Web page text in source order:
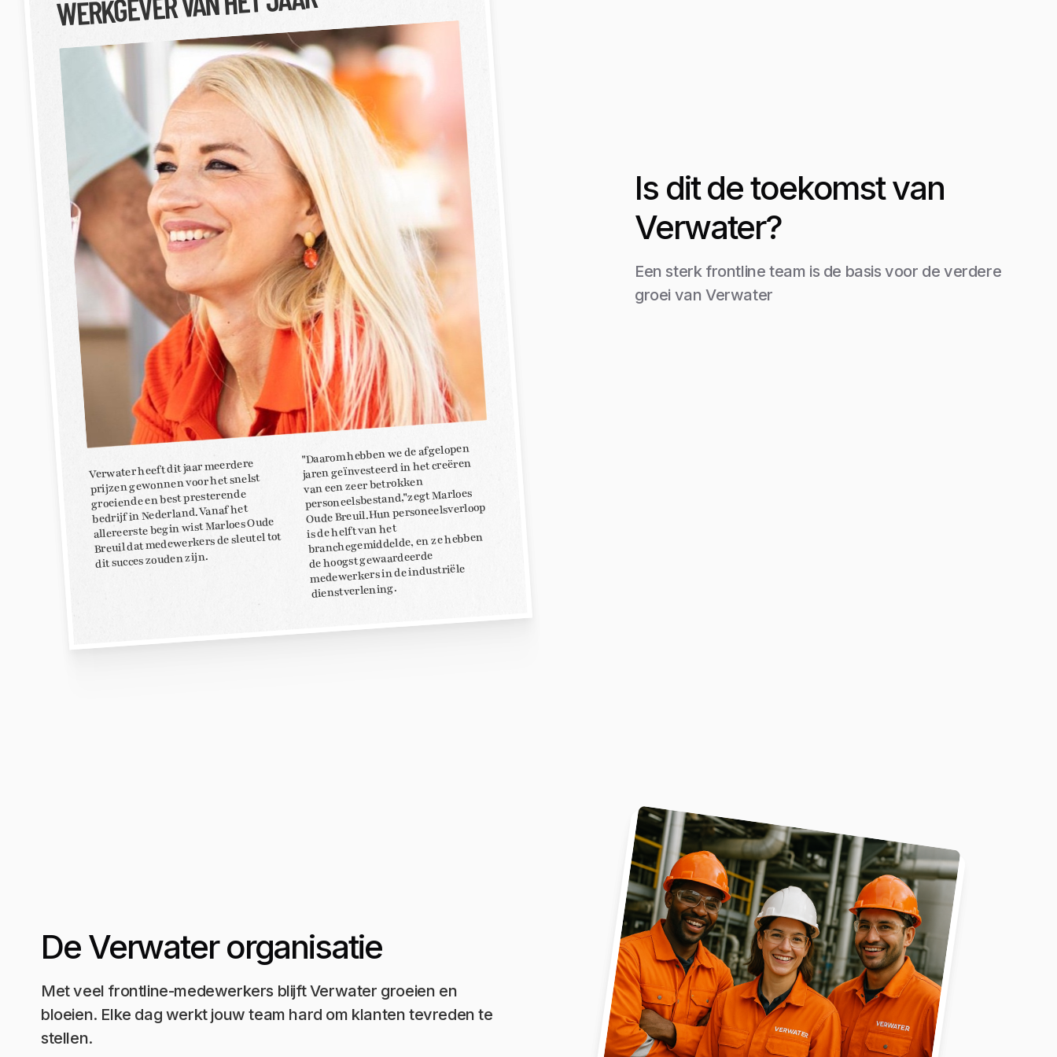
Verwater heeft dit jaar meerdere
prijzen gewonnen voor het snelst
groeiende en best presterende
bedrijf in Nederland. Vanaf het
allereerste begin wist Marloes Oude
Breuil dat medewerkers de sleutel tot
dit succes zouden zijn.
"Daarom hebben we de afgelopen
jaren geïnvesteerd in het creëren
van een zeer betrokken
personeelsbestand,"zegt Marloes
Oude Breuil. Hun personeelsverloop
is de helft van het
branchegemiddelde, en ze hebben
de hoogst gewaardeerde
medewerkers in de industriële
dienstverlening.
Is dit de toekomst van
Verwater?
Een sterk frontline team is de basis voor de verdere
groei van Verwater
De Verwater organisatie
Met veel frontline-medewerkers blijft Verwater groeien en
bloeien. Elke dag werkt jouw team hard om klanten tevreden te
stellen.